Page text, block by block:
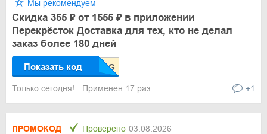
Мы рекомендуем
Скидка 355 ₽ от 1555 ₽ в приложении
Перекрёсток Доставка для тех, кто не делал
заказ более 180 дней
Показать код
Только сегодня! Применен 17 раз +1
ПРОМОКОД Проверено 03.08.2026